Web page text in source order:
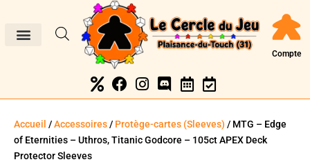
Compte
Accueil /Accessoires/ Protège-cartes (Sleeves) / MTG – Edge
of Eternities – Uthros, Titanic Godcore – 105ct APEX Deck
Protector Sleeves